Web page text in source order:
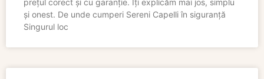
prețul corect și cu garanție. Îți explicăm mai jos, simplu
și onest. De unde cumperi Sereni Capelli în siguranță
Singurul loc